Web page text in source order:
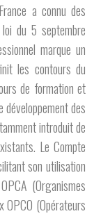
a connu des
du 5 septembre
marque un
les contours du
de formation et
des
introduit de
Le Compte
son utilisation
(Organismes
(Opérateurs